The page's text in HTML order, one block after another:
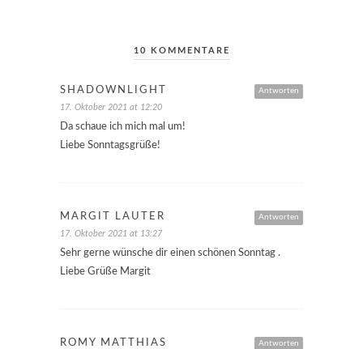
10 KOMMENTARE
Antworten
SHADOWNLIGHT
17. Oktober 2021 at 12:20
Da schaue ich mich mal um!
Liebe Sonntagsgrüße!
Antworten
MARGIT LAUTER
17. Oktober 2021 at 13:27
Sehr gerne wünsche dir einen schönen Sonntag .
Liebe Grüße Margit
Antworten
ROMY MATTHIAS